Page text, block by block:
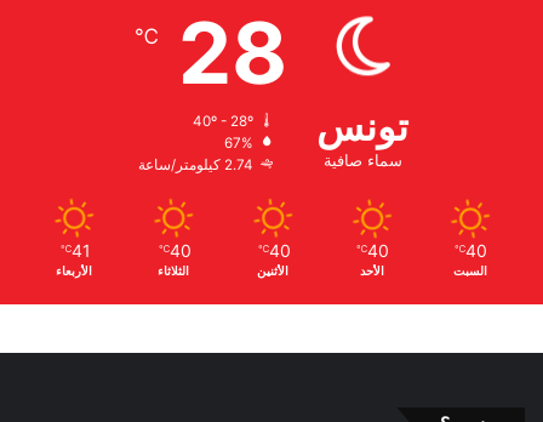
تونس
سماء صافية
28
℃
67%
2.74 كيلومتر/ساعة
40
℃
السبت
40
℃
الأحد
40
℃
الأثنين
40
℃
الثلاثاء
41
℃
الأربعاء